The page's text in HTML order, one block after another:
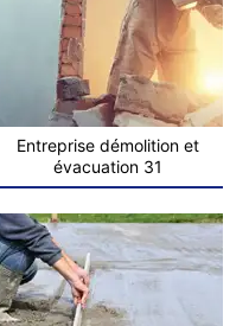
Entreprise démolition et
évacuation 31